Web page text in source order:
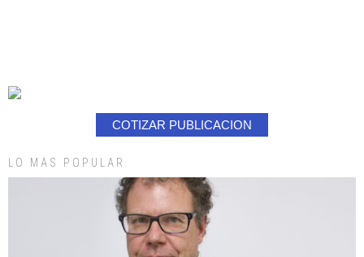
COTIZAR PUBLICACION
LO MAS POPULAR